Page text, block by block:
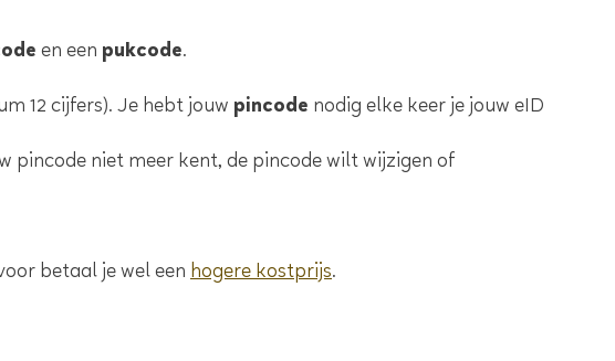
en een pukcode.
12 cijfers). Je hebt jouw pincode nodig elke keer je jouw eID
pincode niet meer kent, de pincode wilt wijzigen of
betaal je wel een hogere kostprijs.